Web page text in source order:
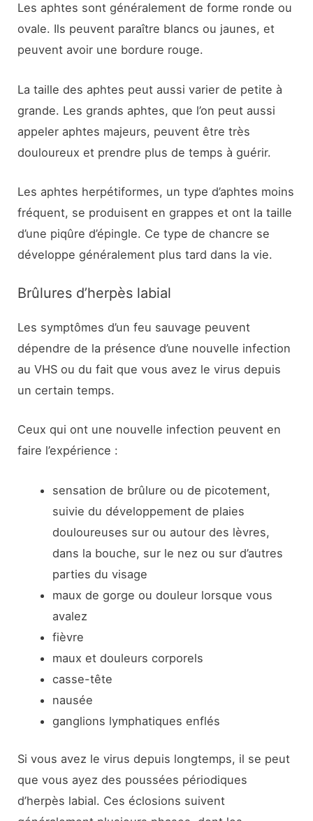
Les aphtes sont généralement de forme ronde ou
ovale. Ils peuvent paraître blancs ou jaunes, et
peuvent avoir une bordure rouge.
La taille des aphtes peut aussi varier de petite à
grande. Les grands aphtes, que l’on peut aussi
appeler aphtes majeurs, peuvent être très
douloureux et prendre plus de temps à guérir.
Les aphtes herpétiformes, un type d’aphtes moins
fréquent, se produisent en grappes et ont la taille
d’une piqûre d’épingle. Ce type de chancre se
développe généralement plus tard dans la vie.
Brûlures d’herpès labial
Les symptômes d’un feu sauvage peuvent
dépendre de la présence d’une nouvelle infection
au VHS ou du fait que vous avez le virus depuis
un certain temps.
Ceux qui ont une nouvelle infection peuvent en
faire l’expérience :
sensation de brûlure ou de picotement,
suivie du développement de plaies
douloureuses sur ou autour des lèvres,
dans la bouche, sur le nez ou sur d’autres
parties du visage
maux de gorge ou douleur lorsque vous
avalez
fièvre
maux et douleurs corporels
casse-tête
nausée
ganglions lymphatiques enflés
Si vous avez le virus depuis longtemps, il se peut
que vous ayez des poussées périodiques
d’herpès labial. Ces éclosions suivent